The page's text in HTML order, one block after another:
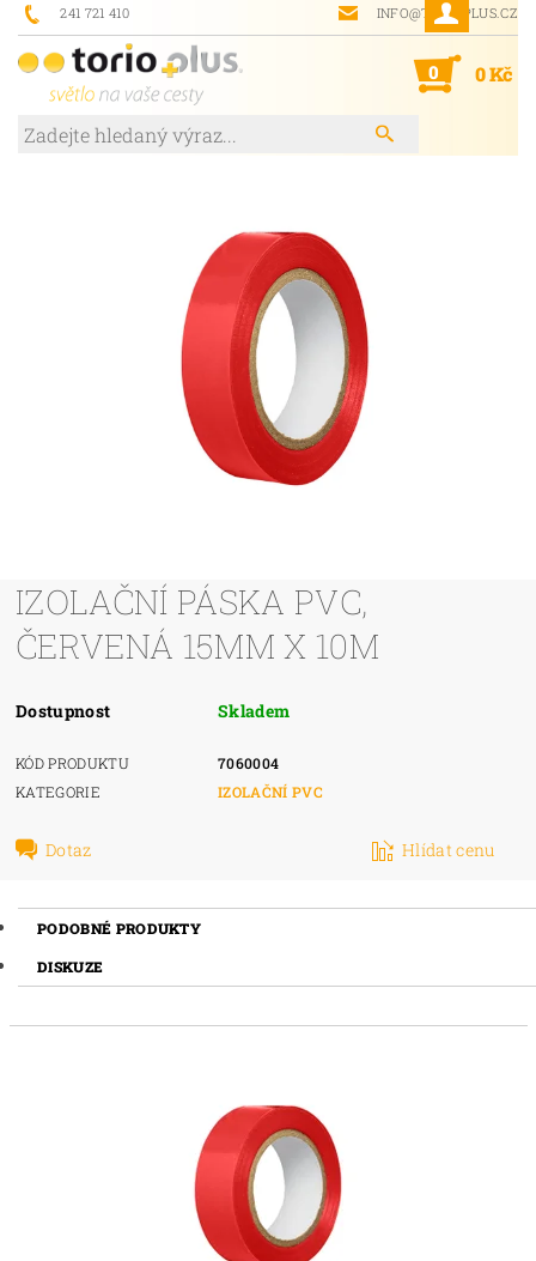
241 721 410 INFO@TORIOPLUS.CZ
0 0 Kč
IZOLAČNÍ PÁSKA PVC,
ČERVENÁ 15MM X 10M
Dostupnost Skladem
KÓD PRODUKTU
7060004
KATEGORIE
IZOLAČNÍ PVC
Dotaz Hlídat cenu
PODOBNÉ PRODUKTY
DISKUZE